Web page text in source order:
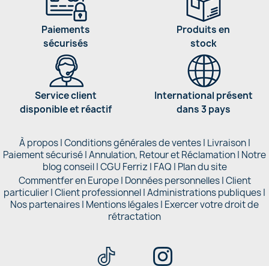
Paiements
sécurisés
Produits en
stock
Service client
disponible et réactif
International présent
dans 3 pays
À propos|Conditions générales de ventes| Livraison|
Paiement sécurisé|Annulation, Retour et Réclamation| Notre
blog conseil|CGU Ferriz | FAQ | Plan du site
Commentfer en Europe| Données personnelles|Client
particulier|Client professionnel|Administrations publiques|
Nos partenaires | Mentions légales| Exercer votre droit de
rétractation